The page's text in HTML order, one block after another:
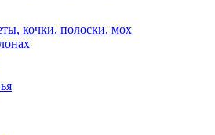
кочки, полоски, мох